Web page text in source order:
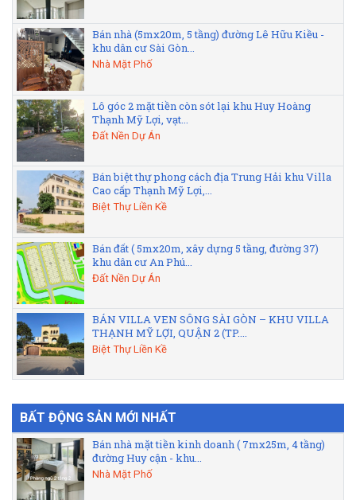
Bán nhà (5mx20m, 5 tầng) đường Lê Hữu Kiều -
khu dân cư Sài Gòn...
Nhà Mặt Phố
Lô góc 2 mặt tiền còn sót lại khu Huy Hoàng
Thạnh Mỹ Lợi, vạt...
Đất Nền Dự Án
Bán biệt thự phong cách địa Trung Hải khu Villa
Cao cấp Thạnh Mỹ Lợi,...
Biệt Thự Liền Kề
Bán đất ( 5mx20m, xây dựng 5 tầng, đường 37)
khu dân cư An Phú...
Đất Nền Dự Án
BÁN VILLA VEN SÔNG SÀI GÒN – KHU VILLA
THẠNH MỸ LỢI, QUẬN 2 (TP....
Biệt Thự Liền Kề
BẤT ĐỘNG SẢN MỚI NHẤT
Bán nhà mặt tiền kinh doanh ( 7mx25m, 4 tầng)
đường Huy cận - khu...
Nhà Mặt Phố